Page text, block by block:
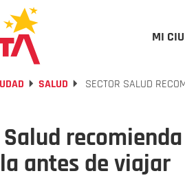
MI
SALUD SECTOR SALUD
antes de viajar